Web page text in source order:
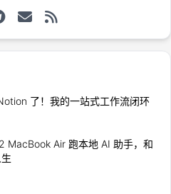
了！我的一站式工作流闭环
MacBook Air 跑本地 AI 助手，和